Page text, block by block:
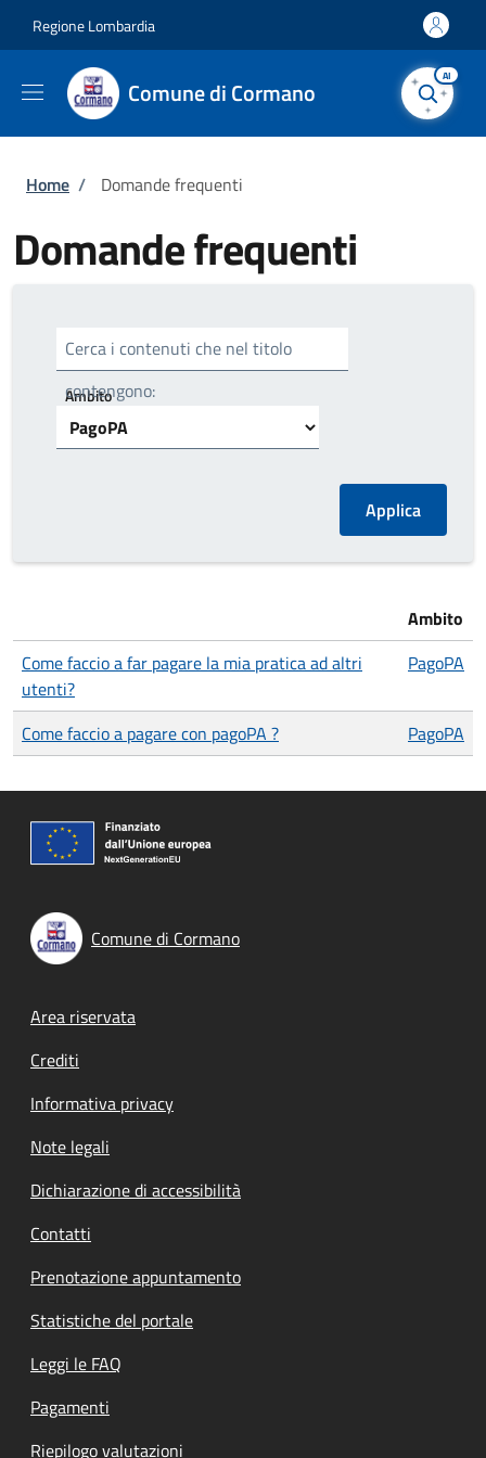
Regione Lombardia
Comune di Cormano
AI
Briciole di pane
Home / Domande frequenti
Domande frequenti
Cerca i contenuti che nel titolo
contengono:
Ambito
Ambito
Come faccio a far pagare la mia pratica ad altri
utenti?
PagoPA
Come faccio a pagare con pagoPA ? PagoPA
Comune di Cormano
Footer menu
Area riservata
Crediti
Informativa privacy
Note legali
Dichiarazione di accessibilità
Contatti
Prenotazione appuntamento
Statistiche del portale
Leggi le FAQ
Pagamenti
Riepilogo valutazioni